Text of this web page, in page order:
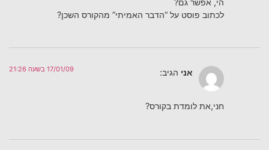
לכתוב פוסט על “הדבר האמיתי” מהקורס השכן?
אני הגיב: 17/01/09 בשעה 21:26
חני,את לומדת בקורס?